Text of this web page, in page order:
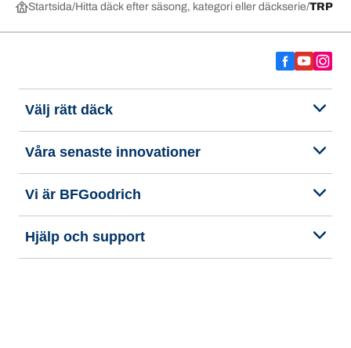
Startsida Hitta däck efter säsong, kategori eller däckserie TRP
Välj rätt däck
Våra senaste innovationer
Vi är BFGoodrich
Hjälp och support